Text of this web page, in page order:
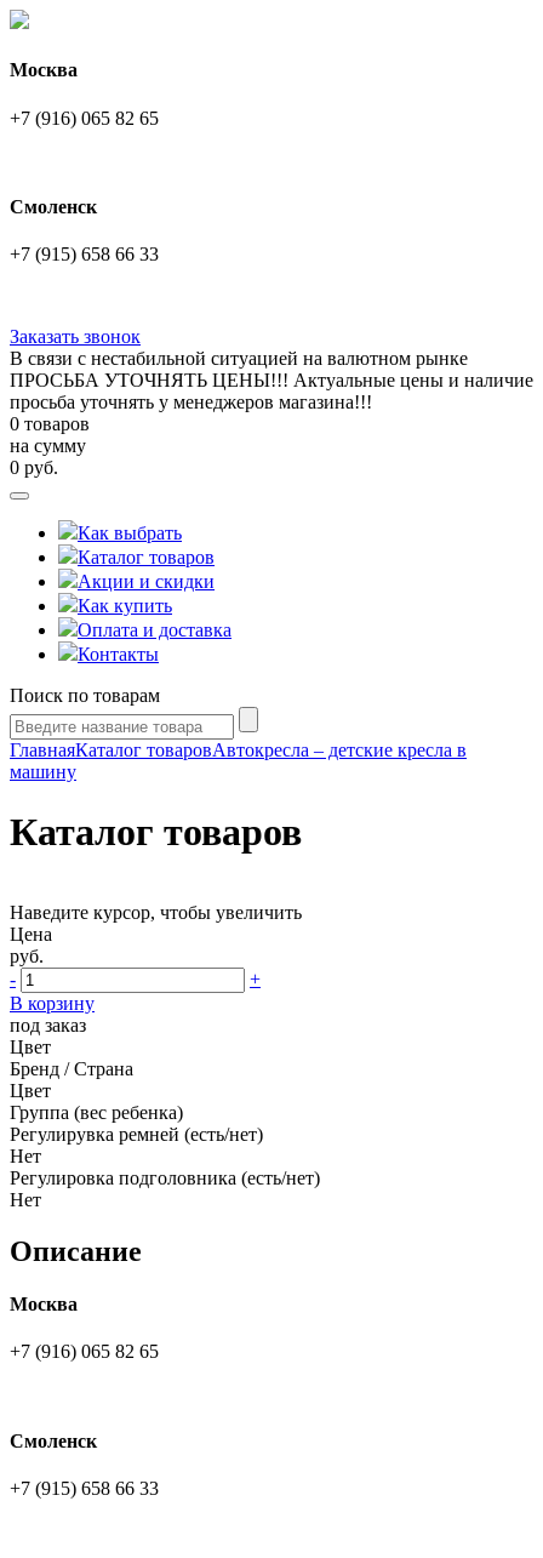
Москва
+7 (916) 065 82 65
Смоленск
+7 (915) 658 66 33
Заказать звонок
В связи с нестабильной ситуацией на валютном рынке
ПРОСЬБА УТОЧНЯТЬ ЦЕНЫ!!! Актуальные цены и наличие
просьба уточнять у менеджеров магазина!!!
0 товаров
на сумму
0 руб.
Как выбрать
Каталог товаров
Акции и скидки
Как купить
Оплата и доставка
Контакты
Поиск по товарам
ГлавнаяКаталог товаровАвтокресла – детские кресла в
машину
Каталог товаров
Наведите курсор, чтобы увеличить
Цена
руб.
-
+
В корзину
под заказ
Цвет
Бренд / Страна
Цвет
Группа (вес ребенка)
Регулирувка ремней (есть/нет)
Нет
Регулировка подголовника (есть/нет)
Нет
Описание
Москва
+7 (916) 065 82 65
Смоленск
+7 (915) 658 66 33